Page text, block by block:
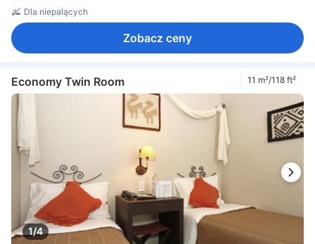
Dla niepalących
Zobacz ceny
Economy Twin Room 11 m²/118 ft²
1/4